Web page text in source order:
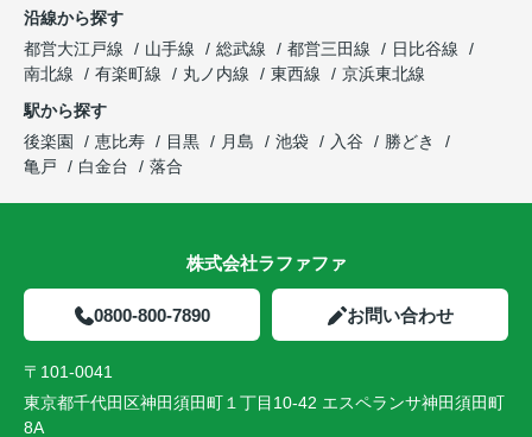
沿線から探す
都営大江戸線
山手線 総武線 都営三田線
日比谷線
南北線
有楽町線 丸ノ内線 東西線
京浜東北線
駅から探す
後楽園
恵比寿 目黒 月島 池袋 入谷
勝どき
亀戸
白金台 落合
株式会社ラファファ
0800-800-7890 お問い合わせ
〒101-0041
東京都千代田区神田須田町１丁目10-42 エスペランサ神田須田町
8A